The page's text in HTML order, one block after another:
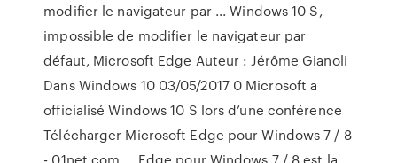
modifier le navigateur par ... Windows 10 S,
impossible de modifier le navigateur par
défaut, Microsoft Edge Auteur : Jérôme Gianoli
Dans Windows 10 03/05/2017 0 Microsoft a
officialisé Windows 10 S lors d’une conférence
Télécharger Microsoft Edge pour Windows 7 / 8
- 01net.com ... Edge pour Windows 7 / 8 est la